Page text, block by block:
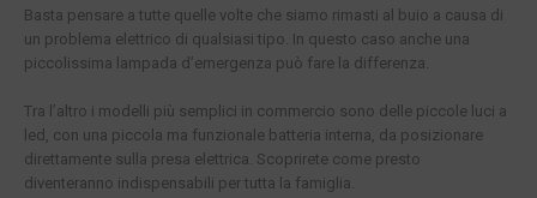
Basta pensare a tutte quelle volte che siamo rimasti al buio a causa di
un problema elettrico di qualsiasi tipo. In questo caso anche una
piccolissima lampada d’emergenza può fare la differenza.
Tra l’altro i modelli più semplici in commercio sono delle piccole luci a
led, con una piccola ma funzionale batteria interna, da posizionare
direttamente sulla presa elettrica. Scoprirete come presto
diventeranno indispensabili per tutta la famiglia.